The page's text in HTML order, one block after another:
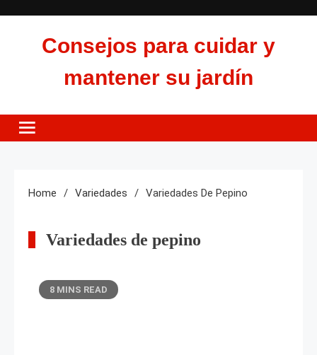
Consejos para cuidar y
mantener su jardín
Home Variedades Variedades De Pepino
Variedades de pepino
8 MINS READ